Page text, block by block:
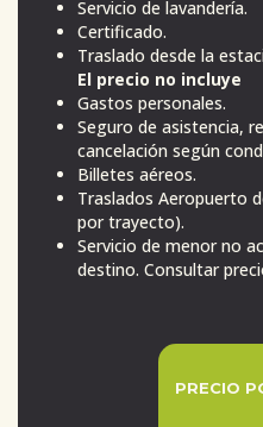
Servicio de lavandería.
Certificado.
Traslado desde la
El precio no incluye
Gastos personales.
Seguro de asistencia,
cancelación según
Billetes aéreos.
Traslados Aeropuerto
por trayecto).
Servicio de menor no
destino. Consultar
PRECIO